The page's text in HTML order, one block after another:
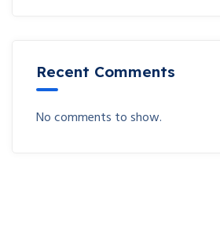
Recent Comments
No comments to show.